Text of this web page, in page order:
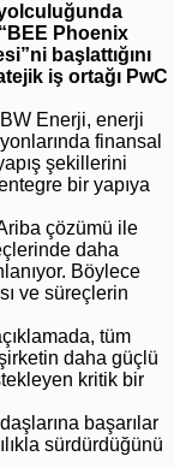
Phoenix
başlattığını
iş ortağı PwC
Enerji, enerji
finansal
şekillerini
bir yapıya
çözümü ile
daha
Böylece
ve süreçlerin
tüm
daha güçlü
kritik bir
başarılar
sürdürdüğünü